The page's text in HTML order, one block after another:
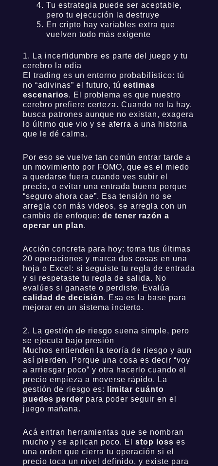
Tu estrategia puede ser aceptable,
pero tu ejecución la destruye
En cripto hay variables extra que
vuelven todo más exigente
1. La incertidumbre es parte del juego y tu
cerebro la odia
El trading es un entorno probabilístico: tú
no “adivinas” el futuro, tú estimas
escenarios. El problema es que nuestro
cerebro prefiere certeza. Cuando no la hay,
busca patrones aunque no existan, exagera
lo último que vio y se aferra a una historia
que le dé calma.
Por eso se vuelve tan común entrar tarde a
un movimiento por FOMO, que es el miedo
a quedarse fuera cuando ves subir el
precio, o evitar una entrada buena porque
“seguro ahora cae”. Esa tensión no se
arregla con más videos, se arregla con un
cambio de enfoque: de tener razón a
operar un plan.
Acción concreta para hoy: toma tus últimas
20 operaciones y marca dos cosas en una
hoja o Excel: si seguiste tu regla de entrada
y si respetaste tu regla de salida. No
evalúes si ganaste o perdiste. Evalúa
calidad de decisión. Esa es la base para
mejorar en un sistema incierto.
2. La gestión de riesgo suena simple, pero
se ejecuta bajo presión
Muchos entienden la teoría de riesgo y aun
así pierden. Porque una cosa es decir “voy
a arriesgar poco” y otra hacerlo cuando el
precio empieza a moverse rápido. La
gestión de riesgo es:
limitar cuánto
puedes perder para poder seguir en el
juego mañana.
Acá entran herramientas que se nombran
mucho y se aplican poco. El stop loss es
una orden que cierra tu operación si el
precio toca un nivel definido, y existe para